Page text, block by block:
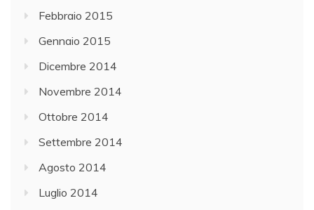
Febbraio 2015
Gennaio 2015
Dicembre 2014
Novembre 2014
Ottobre 2014
Settembre 2014
Agosto 2014
Luglio 2014